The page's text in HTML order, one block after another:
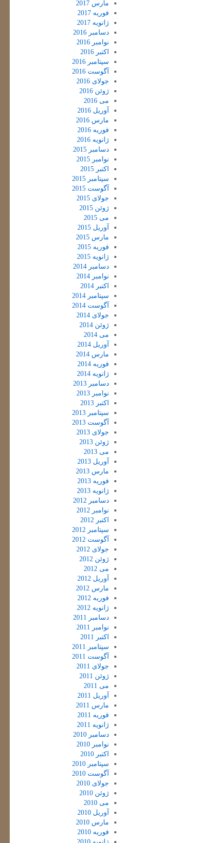
مارس 2017
فوریه 2017
ژانویه 2017
دسامبر 2016
نوامبر 2016
اکتبر 2016
سپتامبر 2016
آگوست 2016
جولای 2016
ژوئن 2016
می 2016
آوریل 2016
مارس 2016
فوریه 2016
ژانویه 2016
دسامبر 2015
نوامبر 2015
اکتبر 2015
سپتامبر 2015
آگوست 2015
جولای 2015
ژوئن 2015
می 2015
آوریل 2015
مارس 2015
فوریه 2015
ژانویه 2015
دسامبر 2014
نوامبر 2014
اکتبر 2014
سپتامبر 2014
آگوست 2014
جولای 2014
ژوئن 2014
می 2014
آوریل 2014
مارس 2014
فوریه 2014
ژانویه 2014
دسامبر 2013
نوامبر 2013
اکتبر 2013
سپتامبر 2013
آگوست 2013
جولای 2013
ژوئن 2013
می 2013
آوریل 2013
مارس 2013
فوریه 2013
ژانویه 2013
دسامبر 2012
نوامبر 2012
اکتبر 2012
سپتامبر 2012
آگوست 2012
جولای 2012
ژوئن 2012
می 2012
آوریل 2012
مارس 2012
فوریه 2012
ژانویه 2012
دسامبر 2011
نوامبر 2011
اکتبر 2011
سپتامبر 2011
آگوست 2011
جولای 2011
ژوئن 2011
می 2011
آوریل 2011
مارس 2011
فوریه 2011
ژانویه 2011
دسامبر 2010
نوامبر 2010
اکتبر 2010
سپتامبر 2010
آگوست 2010
جولای 2010
ژوئن 2010
می 2010
آوریل 2010
مارس 2010
فوریه 2010